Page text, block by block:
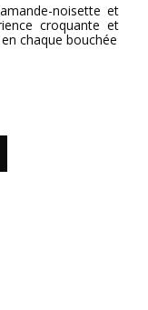
noisette et
croquante et
chaque bouchée